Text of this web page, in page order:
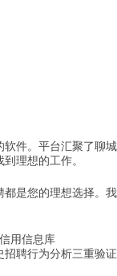
件。平台汇聚了聊
理想的工作。
是您的理想选择。
用信息库
聘行为分析三重验